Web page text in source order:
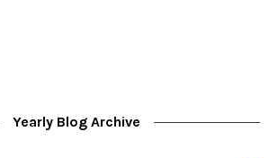
Yearly Blog Archive